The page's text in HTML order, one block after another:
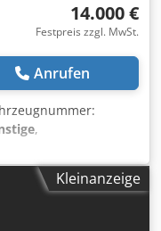
14.000 €
Festpreis zzgl. MwSt.
Anrufen
,
verkaufen!
entdecken Sie eine
Wir haben
Kleinanzeige